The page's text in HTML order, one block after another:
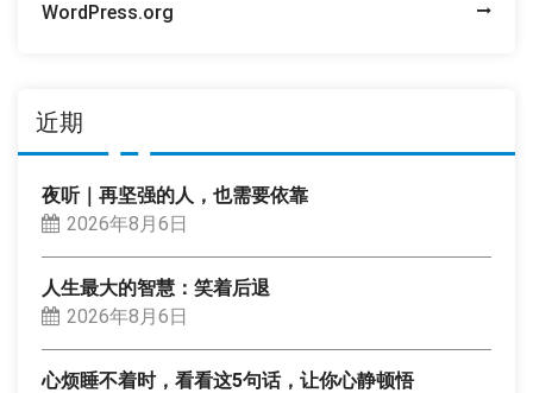
WordPress.org
近期
夜听｜再坚强的人，也需要依靠
2026年8月6日
人生最大的智慧：笑着后退
2026年8月6日
心烦睡不着时，看看这5句话，让你心静顿悟